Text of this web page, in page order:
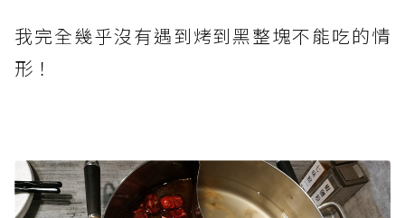
我完全幾乎沒有遇到烤到黑整塊不能吃的情
形！